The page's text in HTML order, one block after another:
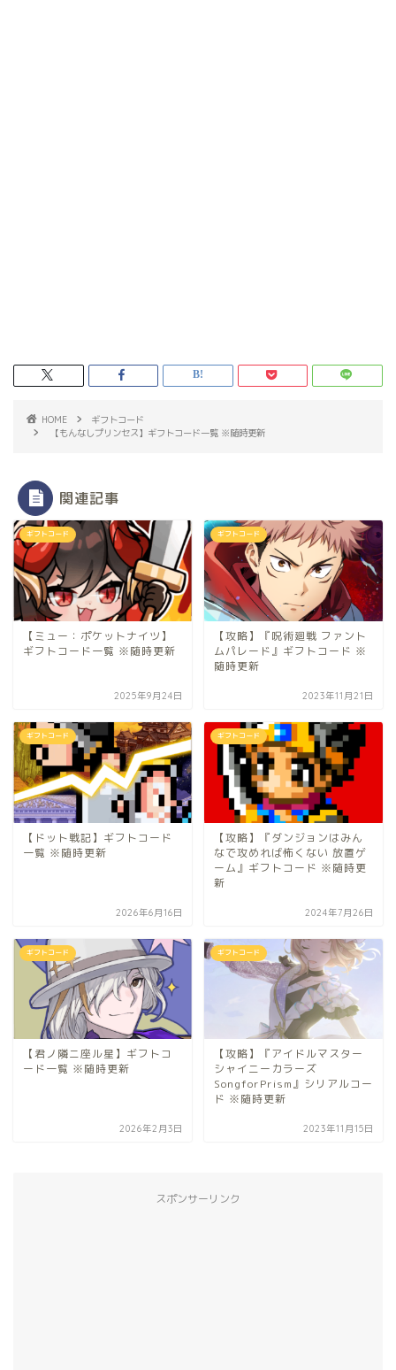
HOME
ギフトコード
【もんなしプリンセス】ギフトコード一覧 ※随時更新
関連記事
ギフトコード
【ミュー：ポケットナイツ】
ギフトコード一覧 ※随時更新
2025年9月24日
ギフトコード
【攻略】『呪術廻戦 ファント
ムパレード』ギフトコード ※
随時更新
2023年11月21日
ギフトコード
【ドット戦記】ギフトコード
一覧 ※随時更新
2026年6月16日
ギフトコード
【攻略】『ダンジョンはみん
なで攻めれば怖くない 放置ゲ
ーム』ギフトコード ※随時更
新
2024年7月26日
ギフトコード
【君ノ隣ニ座ル星】ギフトコ
ード一覧 ※随時更新
2026年2月3日
ギフトコード
【攻略】『アイドルマスター
シャイニーカラーズ
SongforPrism』シリアルコー
ド ※随時更新
2023年11月15日
スポンサーリンク